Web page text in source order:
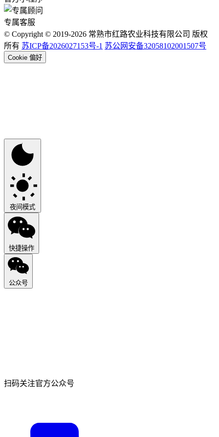
专属客服
© Copyright © 2019-2026 常熟市红路农业科技有限公司 版权
所有 苏ICP备2026027153号-1 苏公网安备32058102001507号
Cookie 偏好
夜间模式
快捷操作
公众号
扫码关注官方公众号